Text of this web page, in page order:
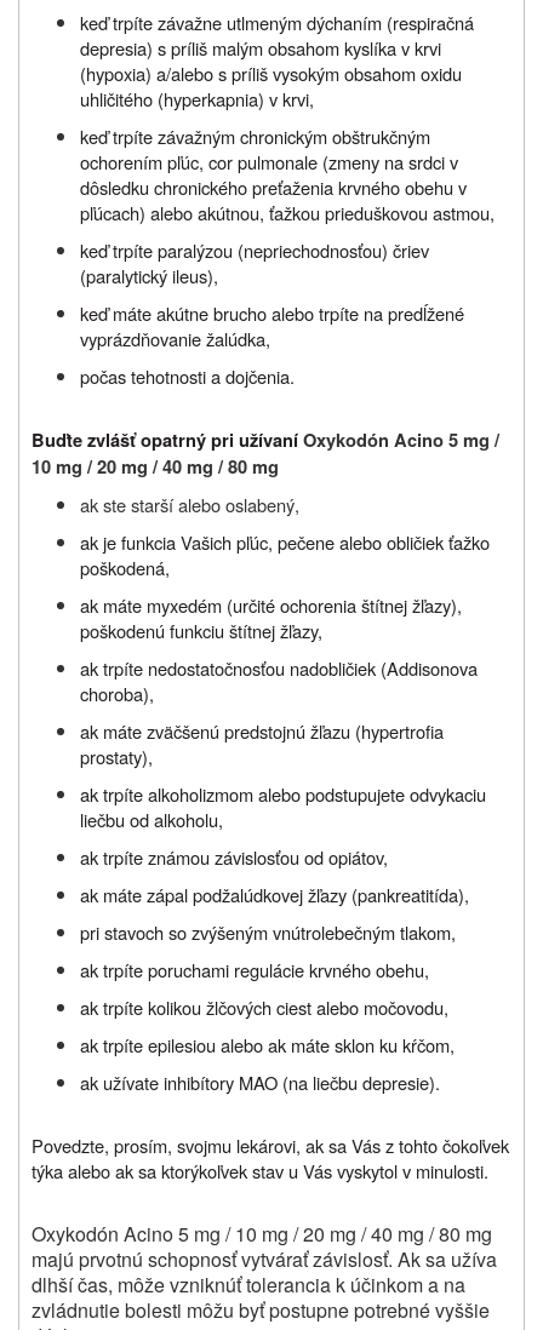
keď trpíte závažne utlmeným dýchaním (respiračná
depresia) s príliš malým obsahom kyslíka v krvi
(hypoxia) a/alebo s príliš vysokým obsahom oxidu
uhličitého (hyperkapnia) v krvi,
keď trpíte závažným chronickým obštrukčným
ochorením pľúc, cor pulmonale (zmeny na srdci v
dôsledku chronického preťaženia krvného obehu v
pľúcach) alebo akútnou, ťažkou prieduškovou astmou,
keď trpíte paralýzou (nepriechodnosťou) čriev
(paralytický ileus),
keď máte akútne brucho alebo trpíte na predĺžené
vyprázdňovanie žalúdka,
počas tehotnosti a dojčenia.
Buďte zvlášť opatrný pri užívaníOxykodón Acino 5 mg /
10 mg / 20 mg / 40 mg / 80 mg
ak ste starší alebo oslabený,
ak je funkcia Vašich pľúc, pečene alebo obličiek ťažko
poškodená,
ak máte myxedém (určité ochorenia štítnej žľazy),
poškodenú funkciu štítnej žľazy,
ak trpíte nedostatočnosťou nadobličiek (Addisonova
choroba),
ak máte zväčšenú predstojnú žľazu (hypertrofia
prostaty),
ak trpíte alkoholizmom alebo podstupujete odvykaciu
liečbu od alkoholu,
ak trpíte známou závislosťou od opiátov,
ak máte zápal podžalúdkovej žľazy (pankreatitída),
pri stavoch so zvýšeným vnútrolebečným tlakom,
ak trpíte poruchami regulácie krvného obehu,
ak trpíte kolikou žlčových ciest alebo močovodu,
ak trpíte epilesiou alebo ak máte sklon ku kŕčom,
ak užívate inhibítory MAO (na liečbu depresie).
Povedzte, prosím, svojmu lekárovi, ak sa Vás z tohto čokoľvek
týka alebo ak sa ktorýkoľvek stav u Vás vyskytol v minulosti.
Oxykodón Acino 5 mg / 10 mg / 20 mg / 40 mg / 80 mg
majú prvotnú schopnosť vytvárať závislosť. Ak sa užíva
dlhší čas, môže vzniknúť tolerancia k účinkom a na
zvládnutie bolesti môžu byť postupne potrebné vyššie